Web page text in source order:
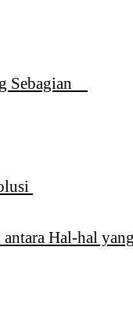
Sebagian
antara Hal-hal